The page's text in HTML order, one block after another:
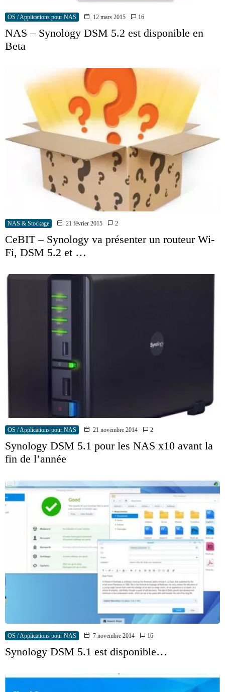
OS / Applications pour NAS 12 mars 2015 16
NAS – Synology DSM 5.2 est disponible en
Beta
NAS & Stockage 21 février 2015 2
CeBIT – Synology va présenter un routeur Wi-
Fi, DSM 5.2 et …
OS / Applications pour NAS 21 novembre 2014 2
Synology DSM 5.1 pour les NAS x10 avant la
fin de l’année
OS / Applications pour NAS 7 novembre 2014 16
Synology DSM 5.1 est disponible…